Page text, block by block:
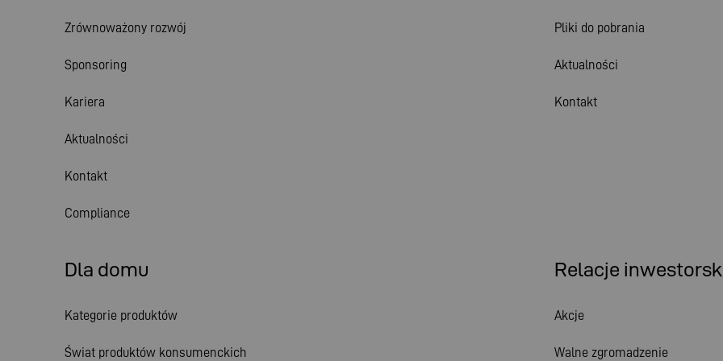
Zrównoważony rozwój
Sponsoring
Kariera
Aktualności
Kontakt
Compliance
Dla domu
Kategorie produktów
Świat produktów konsumenckich
Pliki do pobrania
Aktualności
Kontakt
Relacje
Akcje
Walne zgromadzenie